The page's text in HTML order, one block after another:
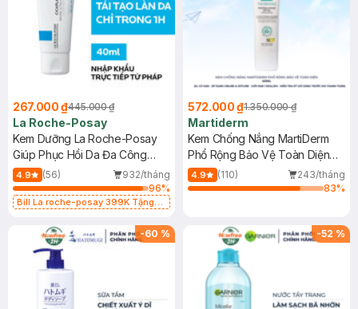
267.000 ₫445.000 ₫
La Roche-Posay
Kem Dưỡng La Roche-Posay
Giúp Phục Hồi Da Đa Công
Dụng 40ml
4.9 (56)
932/tháng
96%
Bill La roche-posay 399K Tặng
(SL có hạn)
572.000 ₫1.350.000 ₫
Martiderm
Kem Chống Nắng MartiDerm
Phổ Rộng Bảo Vệ Toàn Diện
40ml
4.9 (110)
243/tháng
83%
-60 % -52 %